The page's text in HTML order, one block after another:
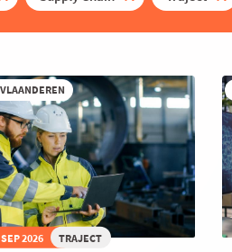
2026 TRAJECT